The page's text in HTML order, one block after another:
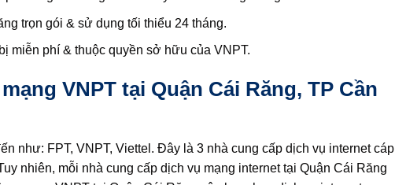
trọn gói & sử dụng tối thiểu 24 tháng.
miễn phí & thuộc quyền sở hữu của VNPT.
VNPT tại Quận Cái Răng, TP Cần
như: FPT, VNPT, Viettel. Đây là 3 nhà cung cấp dịch vụ internet cáp
nhiên, mỗi nhà cung cấp dịch vụ mạng internet tại Quận Cái Răng